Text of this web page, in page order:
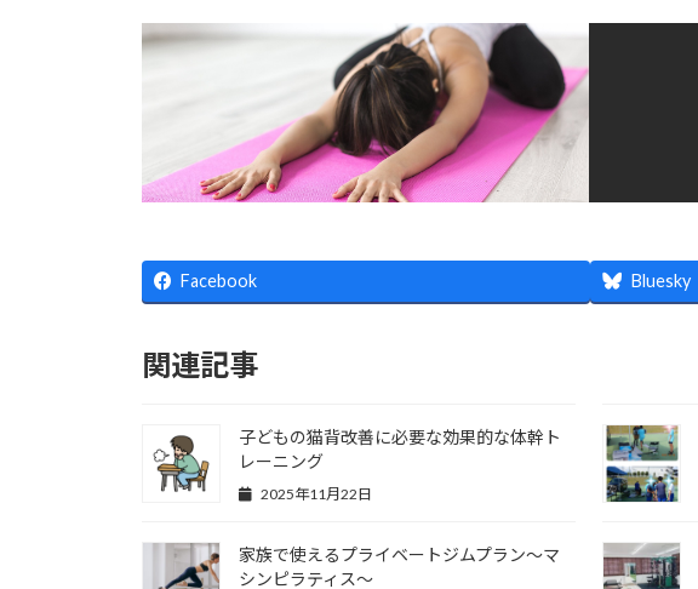
Facebook Bluesky
関連記事
子どもの猫背改善に必要な効果的な体幹ト
レーニング
2025年11月22日
家族で使えるプライベートジムプラン～マ
シンピラティス～